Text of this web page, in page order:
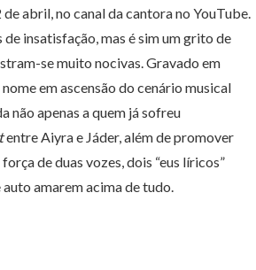
abril, no canal da cantora no YouTube.
insatisfação, mas é sim um grito de
se muito nocivas. Gravado em
em ascensão do cenário musical
não apenas a quem já sofreu
entre Aiyra e Jáder, além de promover
de duas vozes, dois “eus líricos”
amarem acima de tudo.